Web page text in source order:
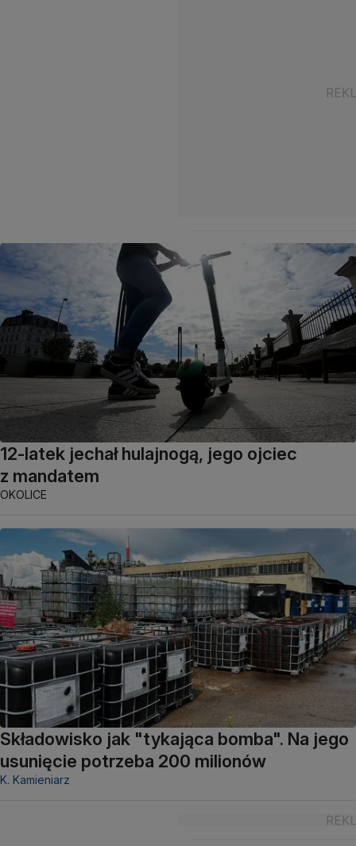
12-latek jechał hulajnogą, jego ojciec
z mandatem
OKOLICE
Składowisko jak "tykająca bomba". Na jego
usunięcie potrzeba 200 milionów
K. Kamieniarz